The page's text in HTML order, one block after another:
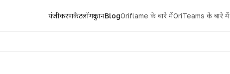
पंजीकरणकैटलॉगदुकानBlogOriflame के बारे मेंOriTeams के बारे में